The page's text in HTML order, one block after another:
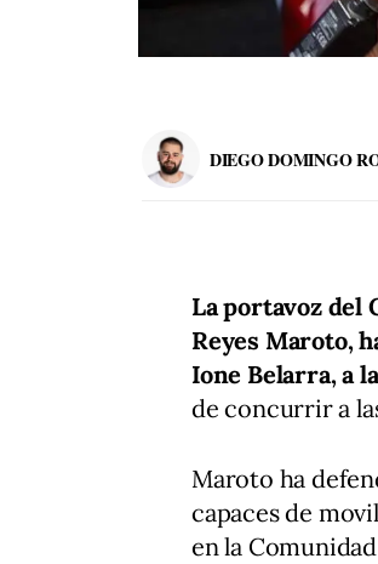
DIEGO DOMINGO
La portavoz del
Reyes Maroto,
Ione Belarra, a
de concurrir a
Maroto ha
capaces de
en la